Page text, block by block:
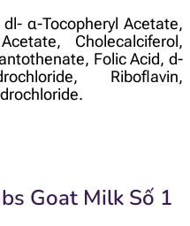
α-Tocopheryl Acetate,
Cholecalciferol,
Folic Acid, d-
Riboflavin,
Goat Milk Số 1